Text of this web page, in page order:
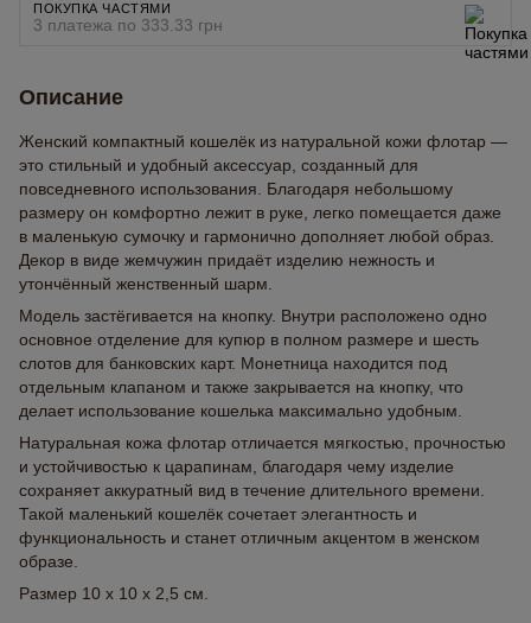
ПОКУПКА ЧАСТЯМИ
3 платежа по 333.33 грн
Описание
Женский компактный кошелёк из натуральной кожи флотар —
это стильный и удобный аксессуар, созданный для
повседневного использования. Благодаря небольшому
размеру он комфортно лежит в руке, легко помещается даже
в маленькую сумочку и гармонично дополняет любой образ.
Декор в виде жемчужин придаёт изделию нежность и
утончённый женственный шарм.
Модель застёгивается на кнопку. Внутри расположено одно
основное отделение для купюр в полном размере и шесть
слотов для банковских карт. Монетница находится под
отдельным клапаном и также закрывается на кнопку, что
делает использование кошелька максимально удобным.
Натуральная кожа флотар отличается мягкостью, прочностью
и устойчивостью к царапинам, благодаря чему изделие
сохраняет аккуратный вид в течение длительного времени.
Такой маленький кошелёк сочетает элегантность и
функциональность и станет отличным акцентом в женском
образе.
Размер 10 х 10 х 2,5 см.